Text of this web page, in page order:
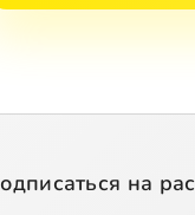
на